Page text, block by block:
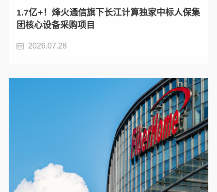
1.7亿+！烽火通信旗下长江计算独家中标人保集
团核心设备采购项目
2026.07.28